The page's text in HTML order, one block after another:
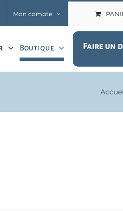
Mon compte
Boutique Faire un